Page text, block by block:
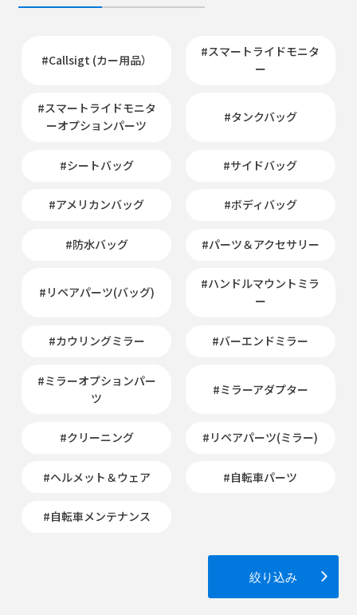
#Callsigt (カー用品）
#スマートライドモニタ
ー
#スマートライドモニタ
ーオプションパーツ
#タンクバッグ
#シートバッグ #サイドバッグ
#アメリカンバッグ #ボディバッグ
#防水バッグ #パーツ＆アクセサリー
#リペアパーツ(バッグ)
#ハンドルマウントミラ
ー
#カウリングミラー #バーエンドミラー
#ミラーオプションパー
ツ
#ミラーアダプター
#クリーニング #リペアパーツ(ミラー)
#ヘルメット＆ウェア #自転車パーツ
#自転車メンテナンス
絞り込み